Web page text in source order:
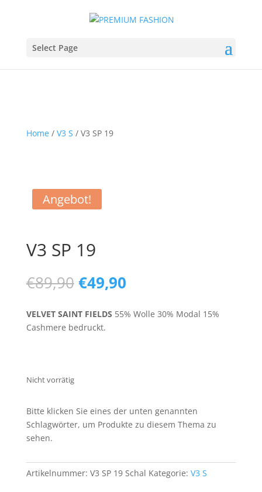
Select Page
Home/ V3 S / V3 SP 19
Angebot!
V3 SP 19
€89,90 Ursprünglicher
Preis
war:
€89,90
€49,90Aktueller
ist:
€49,90.
VELVET SAINT FIELDS 55% Wolle 30% Modal 15%
Cashmere bedruckt.
Nicht vorrätig
Bitte klicken Sie eines der unten genannten
Schlagwörter, um Produkte zu diesem Thema zu
sehen.
Artikelnummer: V3 SP 19 Schal Kategorie: V3 S